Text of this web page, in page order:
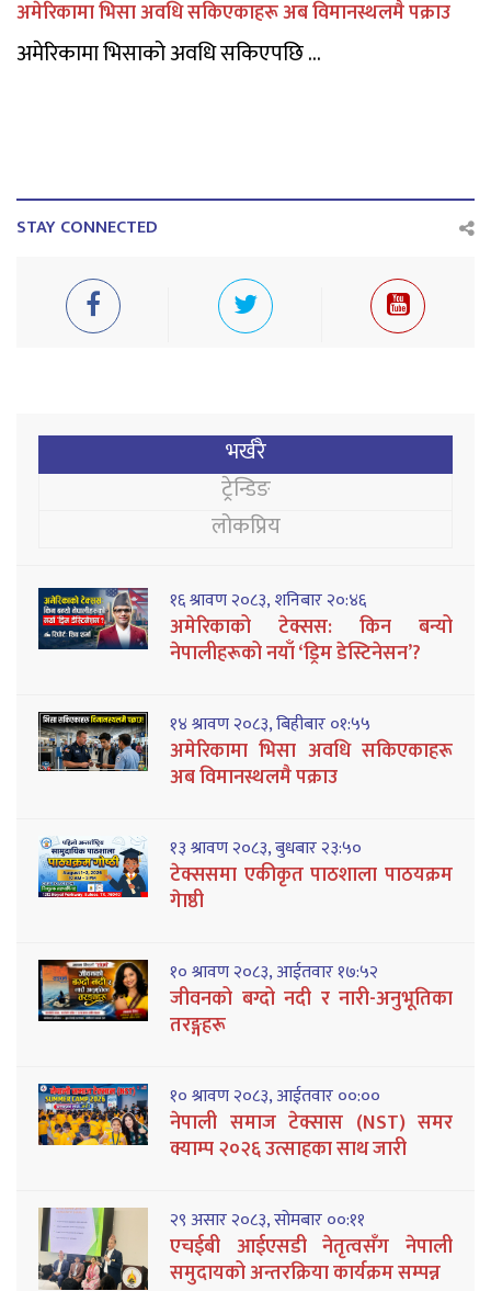
अमेरिकामा भिसा अवधि सकिएकाहरू अब विमानस्थलमै पक्राउ
अमेरिकामा भिसाको अवधि सकिएपछि ...
STAY CONNECTED
भर्खरै
ट्रेन्डिङ
लोकप्रिय
१६ श्रावण २०८३, शनिबार २०:४६
अमेरिकाको टेक्सस: किन बन्यो
नेपालीहरूको नयाँ ‘ड्रिम डेस्टिनेसन’?
१४ श्रावण २०८३, बिहीबार ०१:५५
अमेरिकामा भिसा अवधि सकिएकाहरू
अब विमानस्थलमै पक्राउ
१३ श्रावण २०८३, बुधबार २३:५०
टेक्ससमा एकीकृत पाठशाला पाठयक्रम
गेाष्ठी
१० श्रावण २०८३, आईतवार १७:५२
जीवनको बग्दो नदी र नारी-अनुभूतिका
तरङ्गहरू
१० श्रावण २०८३, आईतवार ००:००
नेपाली समाज टेक्सास (NST) समर
क्याम्प २०२६ उत्साहका साथ जारी
२९ असार २०८३, सोमबार ००:११
एचईबी आईएसडी नेतृत्वसँग नेपाली
समुदायको अन्तरक्रिया कार्यक्रम सम्पन्न